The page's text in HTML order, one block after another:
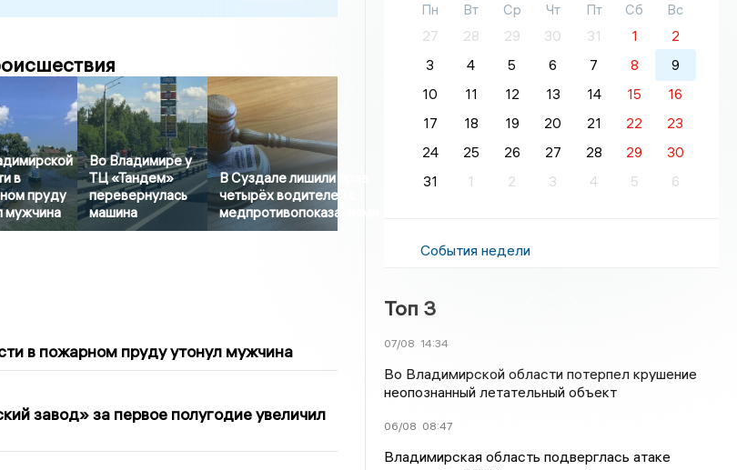
в
пруду
мужчина
Во Владимире у
ТЦ «Тандем»
перевернулась
машина
В Суздале лишили прав
четырёх водителей с
медпротивопоказаниями
в пожарном пруду утонул мужчина
завод» за первое полугодие увеличил
Пн Вт Ср Чт Пт Сб
Вс
27
28 29 30 31 1
2
3
4 5 6 7 8
9
10
11 12 13 14 15
16
17
18 19 20 21 22
23
24
25 26 27 28 29
30
31
1 2 3 4 5 6
События недели
Топ 3
07/08 14:34
Во Владимирской области потерпел крушение
неопознанный летательный объект
06/08 08:47
Владимирская область подверглась атаке